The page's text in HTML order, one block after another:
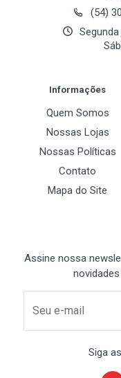
Soquete A (462)
Soquete 754
Não
Soquete 939
Material Heatsink
Alumínio
(54)
Informações
Quem Somos
Nossas Lojas
Nossas Políticas
Contato
Mapa do Site
Assine nossa
Seu e-mail
Siga